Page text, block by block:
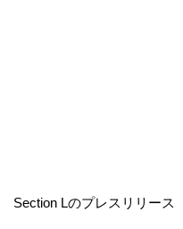
Section Lのプレスリリース